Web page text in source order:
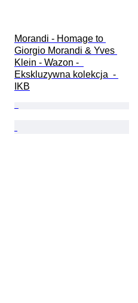
Morandi - Homage to
Giorgio Morandi & Yves
Klein - Wazon -
Ekskluzywna kolekcja  -
IKB